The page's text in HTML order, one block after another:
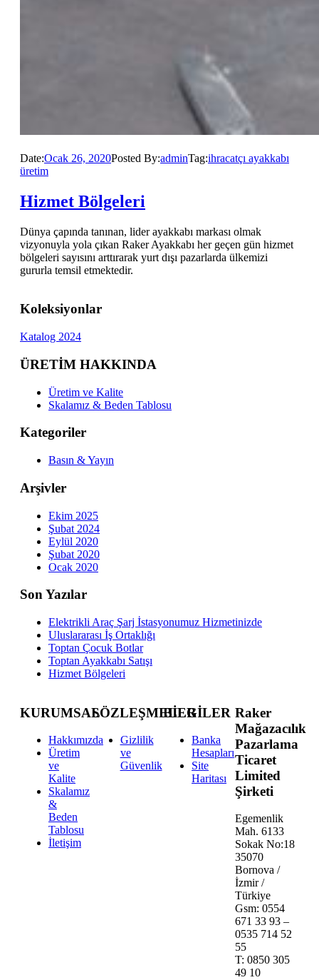
Date:Ocak 26, 2020Posted By:adminTag:ihracatçı ayakkabı
üretim
Hizmet Bölgeleri
Dünya çapında tanınan, lider ayakkabı markası olmak
vizyonuyla yola çıkan Raker Ayakkabı her geçen gün hizmet
bölgeleri sayısını arttırarak yurt dışı pazarlarda ülkemizi
gururla temsil etmektedir.
Koleksiyonlar
Katalog 2024
ÜRETİM HAKKINDA
Üretim ve Kalite
Skalamız & Beden Tablosu
Kategoriler
Basın & Yayın
Arşivler
Ekim 2025
Şubat 2024
Eylül 2020
Şubat 2020
Ocak 2020
Son Yazılar
Elektrikli Araç Şarj İstasyonumuz Hizmetinizde
Uluslararası İş Ortaklığı
Toptan Çocuk Botlar
Toptan Ayakkabı Satışı
Hizmet Bölgeleri
KURUMSAL
Hakkımızda
Üretim
ve
Kalite
Skalamız
&
Beden
Tablosu
İletişim
SÖZLEŞMELER
Gizlilik
ve
Güvenlik
BİLGİLER
Banka
Hesapları
Site
Haritası
Raker
Mağazacılık
Pazarlama
Ticaret
Limited
Şirketi
Egemenlik
Mah. 6133
Sokak No:18
35070
Bornova /
İzmir /
Türkiye
Gsm: 0554
671 33 93 –
0535 714 52
55
T: 0850 305
49 10